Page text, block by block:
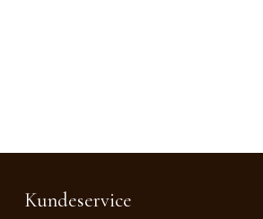
Kundeservice